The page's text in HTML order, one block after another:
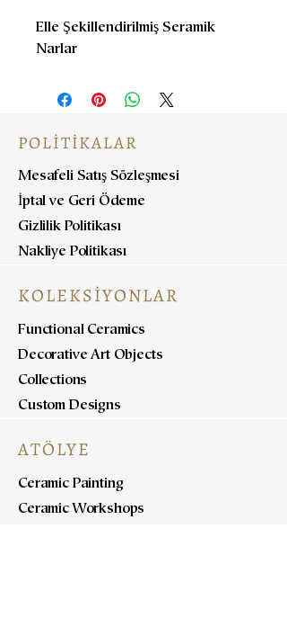
Elle Şekillendirilmiş Seramik
Narlar
POLİTİKALAR
Mesafeli Satış Sözleşmesi
İptal ve Geri Ödeme
Gizlilik Politikası
Nakliye Politikası
KOLEKSİYONLAR
Functional Ceramics
Decorative Art Objects
Collections
Custom Designs
ATÖLYE
Ceramic Painting
Ceramic Workshops